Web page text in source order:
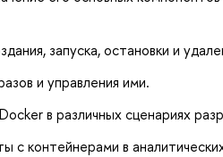
запуска, остановки и
и управления ими.
в различных сценариях
с контейнерами в